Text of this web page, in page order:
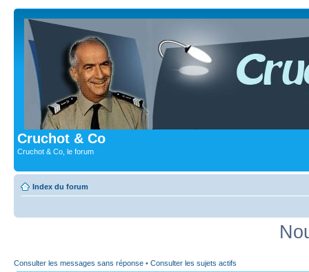
Cruchot & Co
Cruchot & Co, le forum
Index du forum
Consulter les messages sans réponse • Consulter les sujets actifs